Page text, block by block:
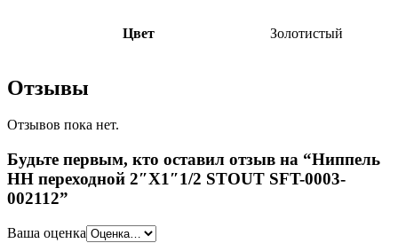
Цвет Золотистый
Отзывы
Отзывов пока нет.
Будьте первым, кто оставил отзыв на “Ниппель
НН переходной 2″X1″1/2 STOUT SFT-0003-
002112”
Ваша оценка